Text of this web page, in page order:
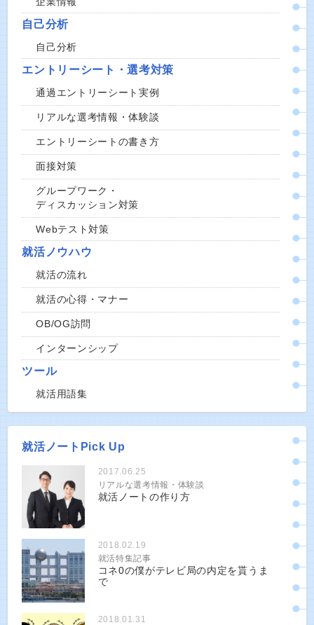
自己分析
自己分析
エントリーシート・選考対策
通過エントリーシート実例
リアルな選考情報・体験談
エントリーシートの書き方
面接対策
グループワーク・
ディスカッション対策
Webテスト対策
就活ノウハウ
就活の流れ
就活の心得・マナー
OB/OG訪問
インターンシップ
ツール
就活用語集
就活ノートPick Up
2017.06.25
リアルな選考情報・体験談
就活ノートの作り方
2018.02.19
就活特集記事
コネ0の僕がテレビ局の内定を貰うま
で
2018.01.31